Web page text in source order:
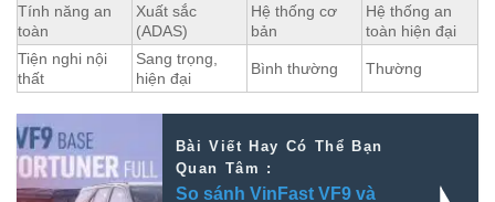
Tính năng an
toàn
Xuất sắc
(ADAS)
Hệ thống cơ
bản
Hệ thống an
toàn hiện đại
Tiện nghi nội
thất
Sang trọng,
hiện đại
Bình thường Thường
Bài Viết Hay Có Thể Bạn
Quan Tâm :
So sánh VinFast VF9 và